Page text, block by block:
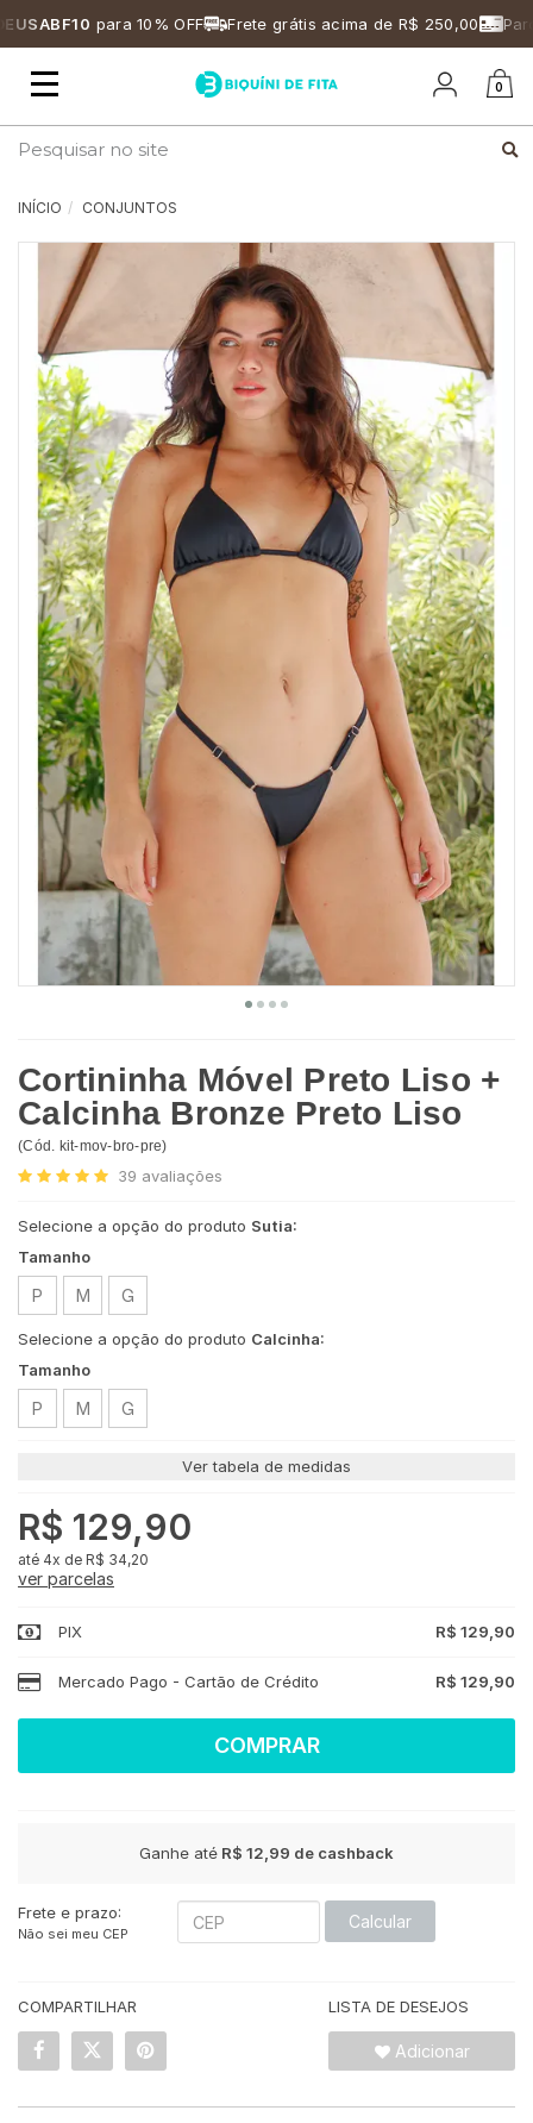
para 10% OFF Frete grátis acima de R$ 250,00
Mudar
0
INÍCIO CONJUNTOS
Cortininha Móvel Preto Liso +
Calcinha Bronze Preto Liso
(Cód. kit-mov-bro-pre)
39 avaliações
Selecione a opção do produto Sutia:
Tamanho
P M G
Selecione a opção do produto Calcinha:
Tamanho
P M G
Ver tabela de medidas
R$ 129,90
4x de R$ 34,20
ver parcelas
PIX R$ 129,90
Mercado Pago - Cartão de Crédito R$ 129,90
COMPRAR
Ganhe até R$ 12,99 de cashback
Frete e prazo:
Não sei meu CEP
Calcular
COMPARTILHAR LISTA DE DESEJOS
Adicionar